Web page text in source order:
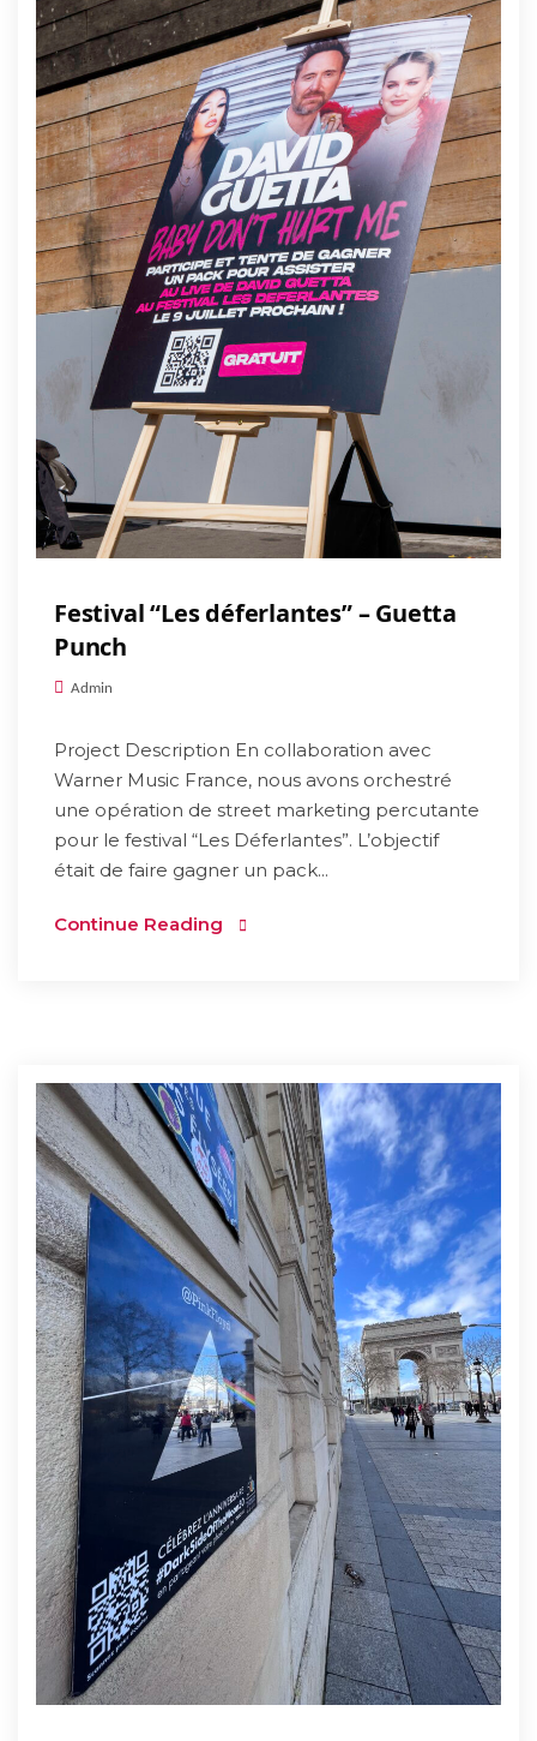
Festival “Les déferlantes” – Guetta
Punch
Admin
Project Description En collaboration avec
Warner Music France, nous avons orchestré
une opération de street marketing percutante
pour le festival “Les Déferlantes”. L’objectif
était de faire gagner un pack...
Continue Reading